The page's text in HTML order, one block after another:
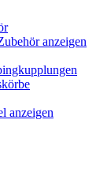
anzeigen
anzeigen